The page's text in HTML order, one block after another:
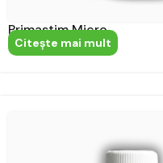
Primastim Micro
Citeşte mai mult